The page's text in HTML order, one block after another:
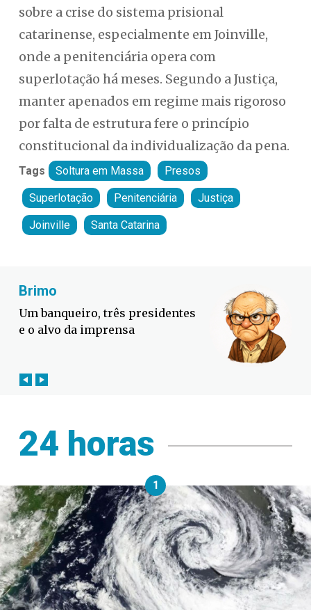
sobre a crise do sistema prisional
catarinense, especialmente em Joinville,
onde a penitenciária opera com
superlotação há meses. Segundo a Justiça,
manter apenados em regime mais rigoroso
por falta de estrutura fere o princípio
constitucional da individualização da pena.
Tags Soltura em Massa Presos
Superlotação Penitenciária Justiça
Joinville Santa Catarina
Fabiano Bordignon
Defesa Civil lança campanha
contra o El Niño em SC
24 horas
1